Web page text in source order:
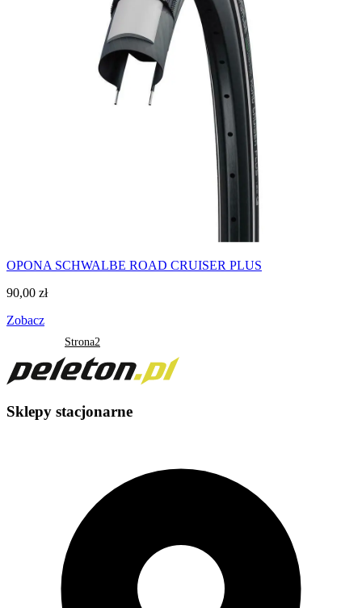
OPONA SCHWALBE ROAD CRUISER PLUS
90,00 zł
Zobacz
Stronicowanie wpisów
Strona2
Sklepy stacjonarne